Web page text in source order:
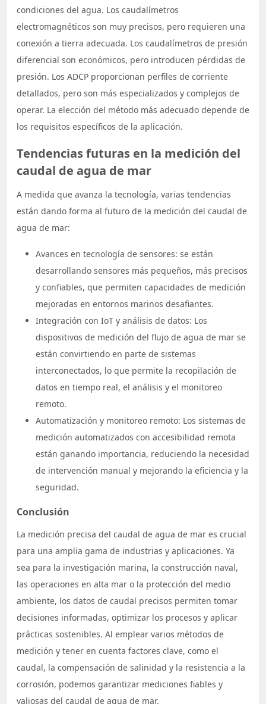
condiciones del agua. Los caudalímetros
electromagnéticos son muy precisos, pero requieren una
conexión a tierra adecuada. Los caudalímetros de presión
diferencial son económicos, pero introducen pérdidas de
presión. Los ADCP proporcionan perfiles de corriente
detallados, pero son más especializados y complejos de
operar. La elección del método más adecuado depende de
los requisitos específicos de la aplicación.
Tendencias futuras en la medición del
caudal de agua de mar
A medida que avanza la tecnología, varias tendencias
están dando forma al futuro de la medición del caudal de
agua de mar:
Avances en tecnología de sensores: se están
desarrollando sensores más pequeños, más precisos
y confiables, que permiten capacidades de medición
mejoradas en entornos marinos desafiantes.
Integración con IoT y análisis de datos: Los
dispositivos de medición del flujo de agua de mar se
están convirtiendo en parte de sistemas
interconectados, lo que permite la recopilación de
datos en tiempo real, el análisis y el monitoreo
remoto.
Automatización y monitoreo remoto: Los sistemas de
medición automatizados con accesibilidad remota
están ganando importancia, reduciendo la necesidad
de intervención manual y mejorando la eficiencia y la
seguridad.
Conclusión
La medición precisa del caudal de agua de mar es crucial
para una amplia gama de industrias y aplicaciones. Ya
sea para la investigación marina, la construcción naval,
las operaciones en alta mar o la protección del medio
ambiente, los datos de caudal precisos permiten tomar
decisiones informadas, optimizar los procesos y aplicar
prácticas sostenibles. Al emplear varios métodos de
medición y tener en cuenta factores clave, como el
caudal, la compensación de salinidad y la resistencia a la
corrosión, podemos garantizar mediciones fiables y
valiosas del caudal de agua de mar.